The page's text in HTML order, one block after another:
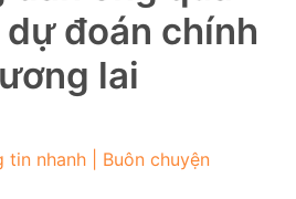
đoán chính
lai
tin nhanh | Buôn chuyện